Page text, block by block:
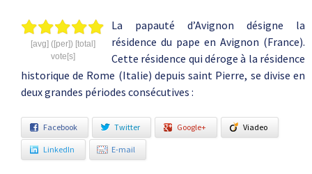
[avg] ([per]) [total]
vote[s]
La papauté d’Avignon désigne la
résidence du pape en Avignon (France).
Cette résidence qui déroge à la résidence
historique de Rome (Italie) depuis saint Pierre, se divise en
deux grandes périodes consécutives :
Facebook Twitter Google+ Viadeo
LinkedIn E-mail